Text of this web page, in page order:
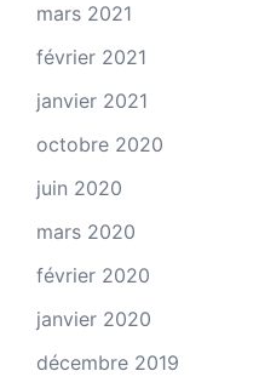
mars 2021
février 2021
janvier 2021
octobre 2020
juin 2020
mars 2020
février 2020
janvier 2020
décembre 2019